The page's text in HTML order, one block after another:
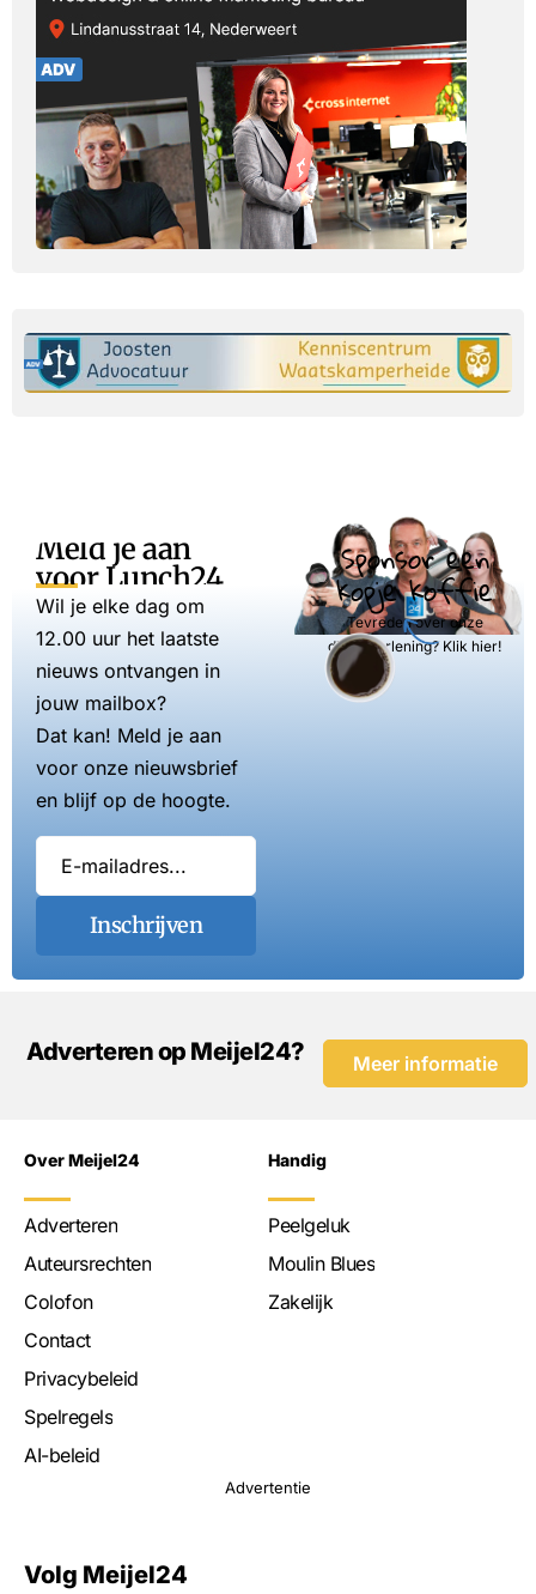
Meld je aan
voor Lunch24
Wil je elke dag om
12.00 uur het laatste
nieuws ontvangen in
jouw mailbox?
Dat kan! Meld je aan
voor onze nieuwsbrief
en blijf op de hoogte.
Inschrijven
Sponsor een
kopje koffie
Tevreden over onze
dienstverlening? Klik hier!
Adverteren op Meijel24? Meer informatie
Over Meijel24
Adverteren
Auteursrechten
Colofon
Contact
Privacybeleid
Spelregels
AI-beleid
Handig
Peelgeluk
Moulin Blues
Zakelijk
Advertentie
Volg Meijel24